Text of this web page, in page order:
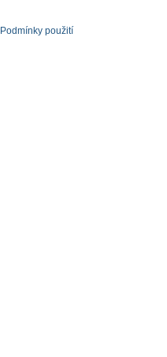
Podmínky použití